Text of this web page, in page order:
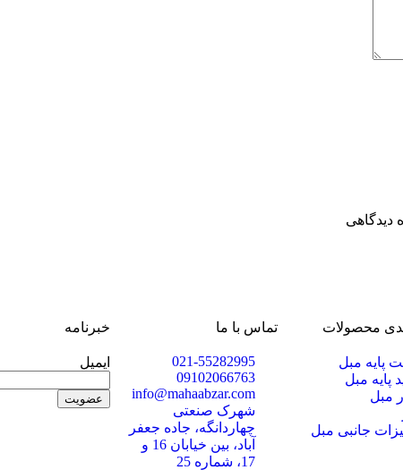
دیدگاهی
محصولات
پایه مبل
پایه مبل
مبل
جانبی مبل
تماس با ما
021-55282995
09102066763
info@mahaabzar.com
شهرک صنعتی
چهاردانگه، جاده جعفر
آباد، بین خیابان 16 و
17، شماره 25
خبرنامه
ایمیل